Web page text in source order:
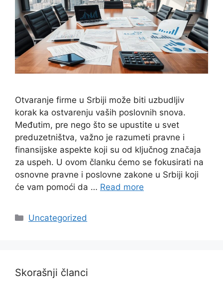
Otvaranje firme u Srbiji može biti uzbudljiv
korak ka ostvarenju vaših poslovnih snova.
Međutim, pre nego što se upustite u svet
preduzetništva, važno je razumeti pravne i
finansijske aspekte koji su od ključnog značaja
za uspeh. U ovom članku ćemo se fokusirati na
osnovne pravne i poslovne zakone u Srbiji koji
će vam pomoći da … Read more
Categories
Uncategorized
Skorašnji članci